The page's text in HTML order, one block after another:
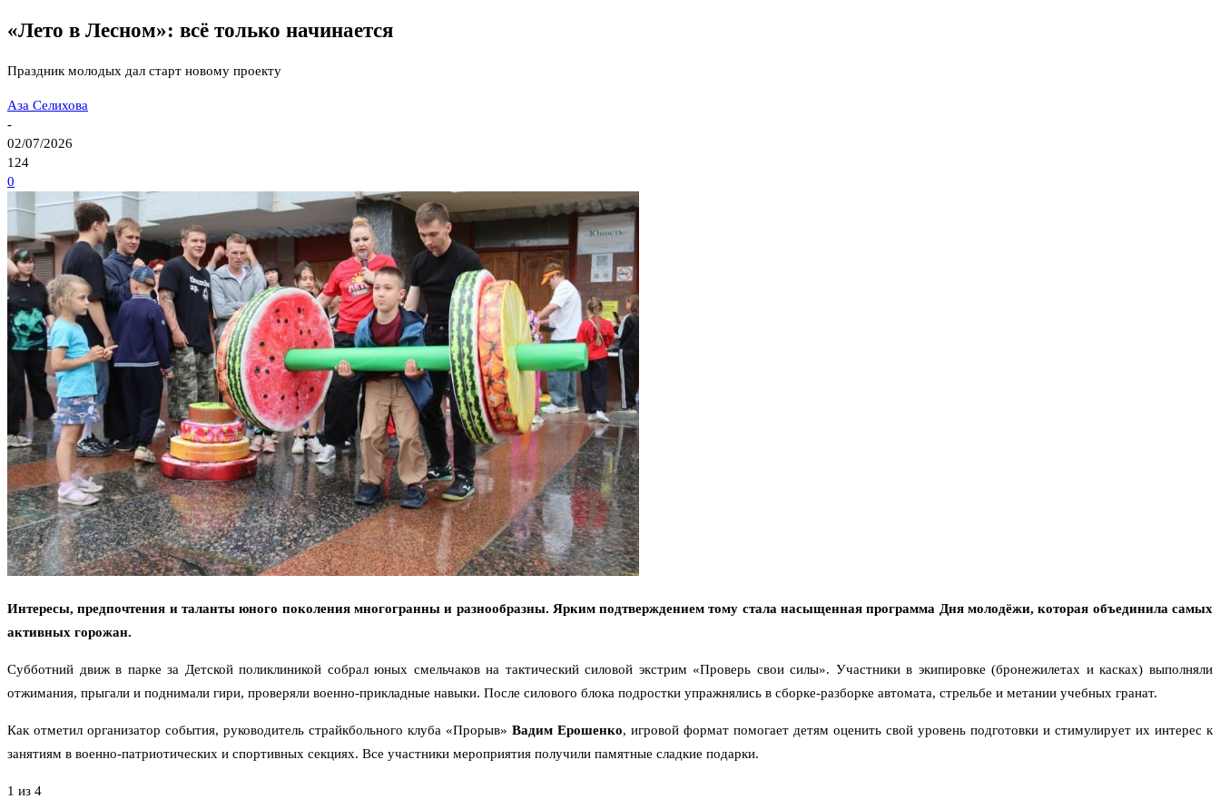
«Лето в Лесном»: всё только начинается
Праздник молодых дал старт новому проекту
Аза Селихова
-
02/07/2026
124
0
Интересы, предпочтения и таланты юного поколения многогранны и разнообразны. Ярким подтверждением тому стала насыщенная программа Дня молодёжи, которая объединила самых
активных горожан.
Субботний движ в парке за Детской поликлиникой собрал юных смельчаков на тактический силовой экстрим «Проверь свои силы». Участники в экипировке (бронежилетах и касках) выполняли
отжимания, прыгали и поднимали гири, проверяли военно-прикладные навыки. После силового блока подростки упражнялись в сборке-разборке автомата, стрельбе и метании учебных гранат.
Как отметил организатор события, руководитель страйкбольного клуба «Прорыв» Вадим Ерошенко, игровой формат помогает детям оценить свой уровень подготовки и стимулирует их интерес к
занятиям в военно-патриотических и спортивных секциях. Все участники мероприятия получили памятные сладкие подарки.
1 из 4